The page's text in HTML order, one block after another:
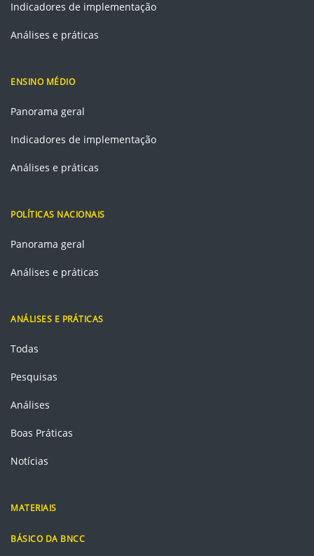
Indicadores de implementação
Análises e práticas
ENSINO MÉDIO
Panorama geral
Indicadores de implementação
Análises e práticas
POLÍTICAS NACIONAIS
Panorama geral
Análises e práticas
ANÁLISES E PRÁTICAS
Todas
Pesquisas
Análises
Boas Práticas
Notícias
MATERIAIS
BÁSICO DA BNCC